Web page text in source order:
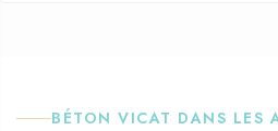
BÉTON VICAT DANS LES